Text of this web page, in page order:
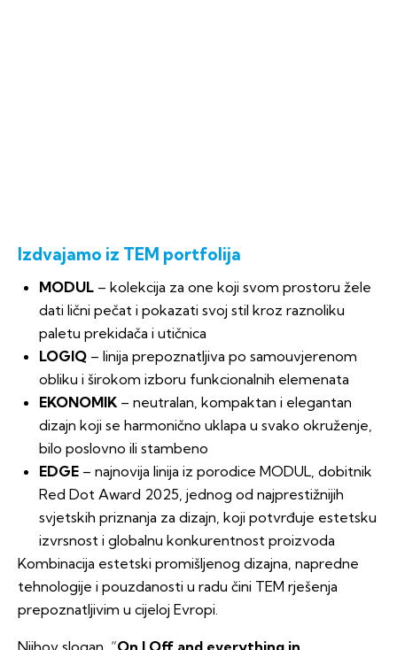
Izdvajamo iz TEM portfolija
MODUL – kolekcija za one koji svom prostoru žele
dati lični pečat i pokazati svoj stil kroz raznoliku
paletu prekidača i utičnica
LOGIQ – linija prepoznatljiva po samouvjerenom
obliku i širokom izboru funkcionalnih elemenata
EKONOMIK – neutralan, kompaktan i elegantan
dizajn koji se harmonično uklapa u svako okruženje,
bilo poslovno ili stambeno
EDGE – najnovija linija iz porodice MODUL, dobitnik
Red Dot Award 2025, jednog od najprestižnijih
svjetskih priznanja za dizajn, koji potvrđuje estetsku
izvrsnost i globalnu konkurentnost proizvoda
Kombinacija estetski promišljenog dizajna, napredne
tehnologije i pouzdanosti u radu čini TEM rješenja
prepoznatljivim u cijeloj Evropi.
Njihov slogan “On | Off and everything in